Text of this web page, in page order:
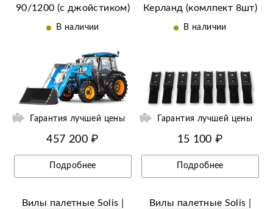
90/1200 (с джойстиком)
В наличии
Гарантия лучшей цены
457 200 ₽
Подробнее
Керланд (комлпект 8шт)
В наличии
Гарантия лучшей цены
15 100 ₽
Подробнее
Вилы палетные Solis |
Вилы палетные Solis |